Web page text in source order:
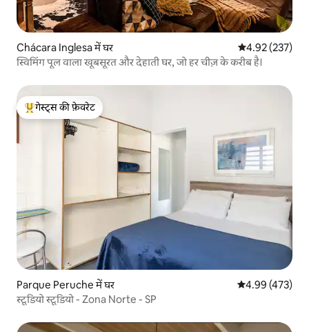
Chácara Inglesa में घर औसत रेटिंग 5 में से
4.92 (237)
स्विमिंग पूल वाला खूबसूरत और देहाती घर, जो हर चीज़ के करीब है।
गेस्ट्स का टॉप फ़ेवरेट
गेस्ट्स की फ़ेवरेट
Parque Peruche में घर औसत रेटिंग 5 में से
4.99 (473)
स्टूडियो स्टूडियो - Zona Norte - SP